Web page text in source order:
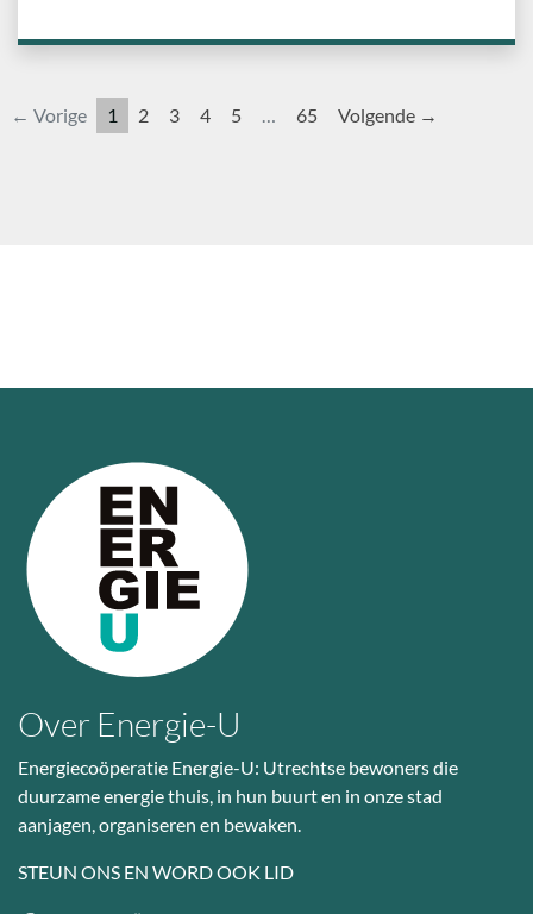
← Vorige 1 2 3 4 5 … 65 Volgende →
Over Energie-U
Energiecoöperatie Energie-U: Utrechtse bewoners die
duurzame energie thuis, in hun buurt en in onze stad
aanjagen, organiseren en bewaken.
STEUN ONS EN WORD OOK LID